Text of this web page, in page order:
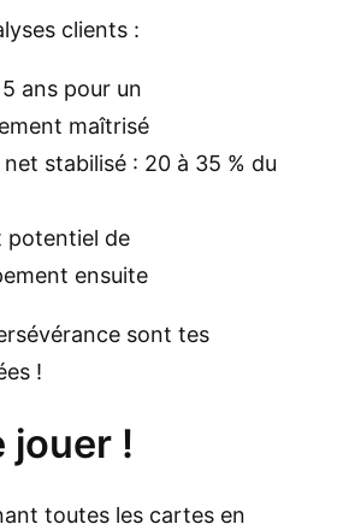
clients :
ans pour un
maîtrisé
stabilisé : 20 à 35 % du
potentiel de
ensuite
sont tes
!
jouer !
toutes les cartes en